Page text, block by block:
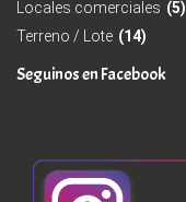
Locales comerciales (5)
Terreno / Lote (14)
Seguinos en Facebook